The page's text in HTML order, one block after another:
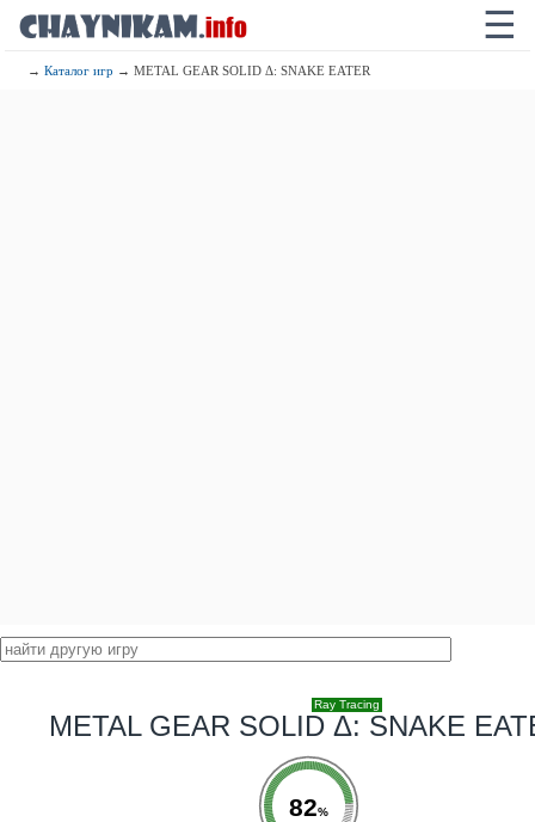
☰
→Каталог игр → METAL GEAR SOLID Δ: SNAKE EATER
Ray Tracing
METAL GEAR SOLID Δ: SNAKE
82%